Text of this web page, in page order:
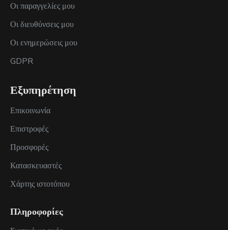
Οι παραγγελίες μου
Οι διευθύνσεις μου
Οι ενημερώσεις μου
GDPR
Εξυπηρέτηση
Επικοινωνία
Επιστροφές
Προσφορές
Κατασκευαστές
Χάρτης ιστοτόπου
Πληροφορίες